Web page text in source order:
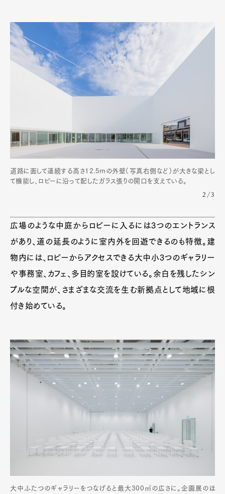
道路に面して連続する高さ12.5mの外壁（写真右側など）が大きな梁とし
て機能し、ロビーに沿って配したガラス張りの開口を支えている。
2/3
広場のような中庭からロビーに入るには3つのエントランス
があり、道の延長のように室内外を回遊できるのも特徴。建
物内には、ロビーからアクセスできる大中小3つのギャラリー
や事務室、カフェ、多目的室を設けている。余白を残したシン
プルな空間が、さまざまな交流を生む新拠点として地域に根
付き始めている。
大中ふたつのギャラリーをつなげると最大300㎡の広さに。企画展のほ